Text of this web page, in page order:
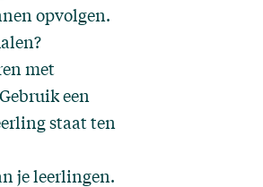
opvolgen.
met
een
staat ten
je leerlingen.